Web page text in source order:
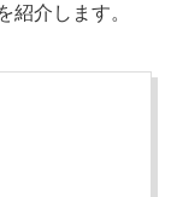
紹介します。